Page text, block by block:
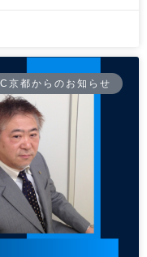
京都からのお知らせ